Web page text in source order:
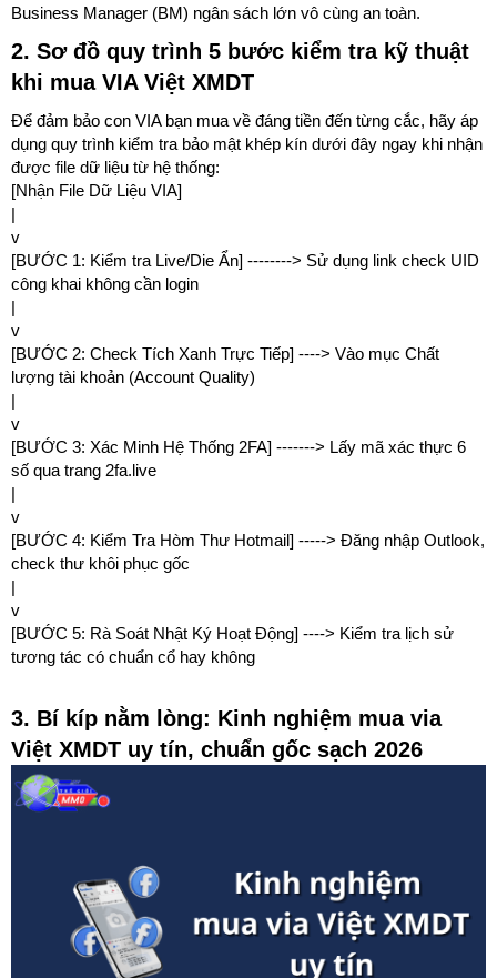
Business Manager (BM) ngân sách lớn vô cùng an toàn.
2. Sơ đồ quy trình 5 bước kiểm tra kỹ thuật
khi mua VIA Việt XMDT
Để đảm bảo con VIA bạn mua về đáng tiền đến từng cắc, hãy áp
dụng quy trình kiểm tra bảo mật khép kín dưới đây ngay khi nhận
được file dữ liệu từ hệ thống:
[Nhận File Dữ Liệu VIA]
|
v
[BƯỚC 1: Kiểm tra Live/Die Ẩn] --------> Sử dụng link check UID
công khai không cần login
|
v
[BƯỚC 2: Check Tích Xanh Trực Tiếp] ----> Vào mục Chất
lượng tài khoản (Account Quality)
|
v
[BƯỚC 3: Xác Minh Hệ Thống 2FA] -------> Lấy mã xác thực 6
số qua trang 2fa.live
|
v
[BƯỚC 4: Kiểm Tra Hòm Thư Hotmail] -----> Đăng nhập Outlook,
check thư khôi phục gốc
|
v
[BƯỚC 5: Rà Soát Nhật Ký Hoạt Động] ----> Kiểm tra lịch sử
tương tác có chuẩn cổ hay không
3. Bí kíp nằm lòng: Kinh nghiệm mua via
Việt XMDT uy tín, chuẩn gốc sạch 2026